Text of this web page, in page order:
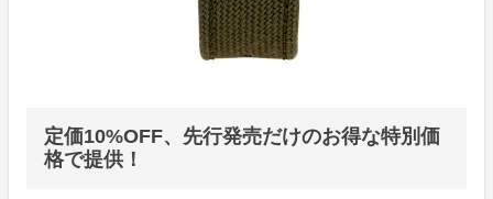
定価10%OFF、先行発売だけのお得な特別価
格で提供！